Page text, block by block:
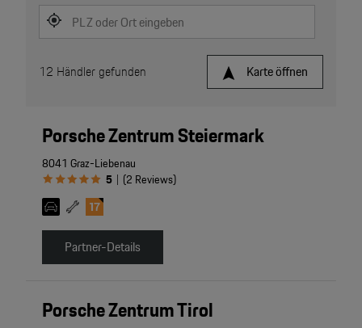
PLZ oder Ort eingeben
Karte öffnen
12 Händler gefunden
Porsche Zentrum Steiermark
8041 Graz-Liebenau
5 | (2 Reviews)
Partner-Details
Porsche Zentrum Tirol